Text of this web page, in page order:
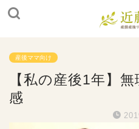
産後ママ向け
【私の産後1年】
感